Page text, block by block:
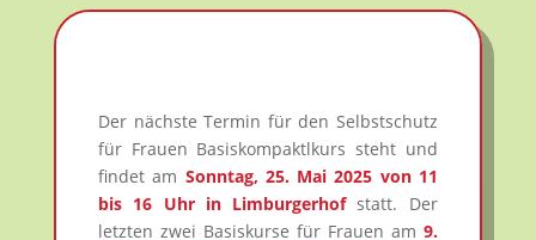
Der nächste Termin für den Selbstschutz
für Frauen Basiskompaktlkurs steht und
findet am Sonntag, 25. Mai 2025 von 11
bis 16 Uhr in Limburgerhofstatt. Der
letzten zwei Basiskurse für Frauen am 9.